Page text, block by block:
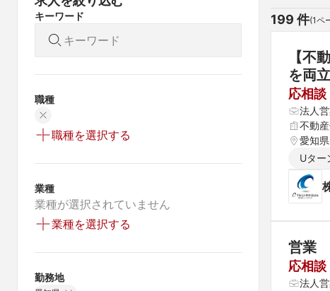
キーワード
職種
職種を選択する
業種
業種が選択されていません
業種を選択する
勤務地
199 件(1ペ
【不
を両立
応相談
法人
不動
愛知県
Uター
営業
応相談
法人